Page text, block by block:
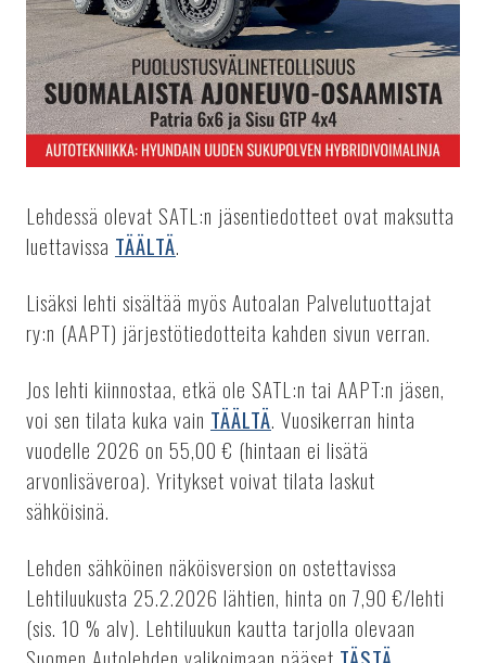
Lehdessä olevat SATL:n jäsentiedotteet ovat maksutta
luettavissa TÄÄLTÄ.
Lisäksi lehti sisältää myös Autoalan Palvelutuottajat
ry:n (AAPT) järjestötiedotteita kahden sivun verran.
Jos lehti kiinnostaa, etkä ole SATL:n tai AAPT:n jäsen,
voi sen tilata kuka vain TÄÄLTÄ. Vuosikerran hinta
vuodelle 2026 on 55,00 € (hintaan ei lisätä
arvonlisäveroa). Yritykset voivat tilata laskut
sähköisinä.
Lehden sähköinen näköisversion on ostettavissa
Lehtiluukusta 25.2.2026 lähtien, hinta on 7,90 €/lehti
(sis. 10 % alv). Lehtiluukun kautta tarjolla olevaan